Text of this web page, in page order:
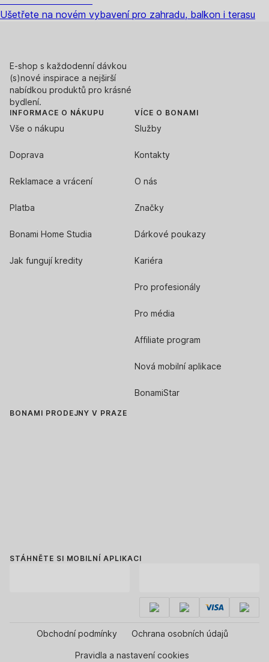
Ušetřete na novém vybavení pro zahradu, balkon i terasu
E-shop s každodenní dávkou
(s)nové inspirace a nejširší
nabídkou produktů pro krásné
bydlení.
INFORMACE O NÁKUPU
Vše o nákupu
Doprava
Reklamace a vrácení
Platba
Bonami Home Studia
Jak fungují kredity
VÍCE O BONAMI
Služby
Kontakty
O nás
Značky
Dárkové poukazy
Kariéra
Pro profesionály
Pro média
Affiliate program
Nová mobilní aplikace
BonamiStar
BONAMI PRODEJNY V PRAZE
STÁHNĚTE SI MOBILNÍ APLIKACI
Obchodní podmínky Ochrana osobních údajů
Pravidla a nastavení cookies